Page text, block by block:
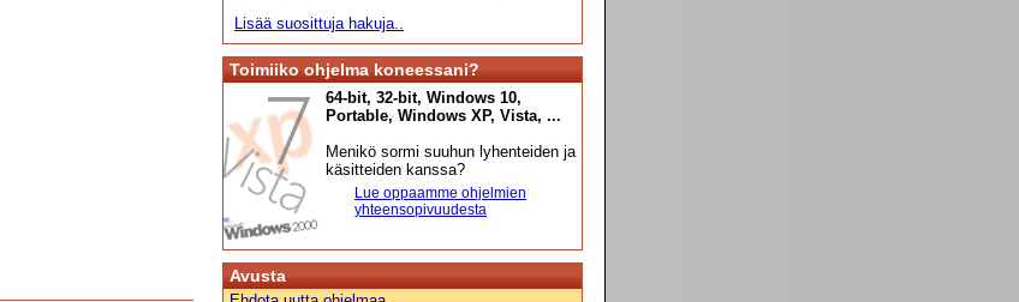
Lisää suosittuja hakuja..
Toimiiko ohjelma koneessani?
64-bit, 32-bit, Windows 10,
Portable, Windows XP, Vista, ...
Menikö sormi suuhun lyhenteiden ja
käsitteiden kanssa?
Lue oppaamme ohjelmien
yhteensopivuudesta
Avusta